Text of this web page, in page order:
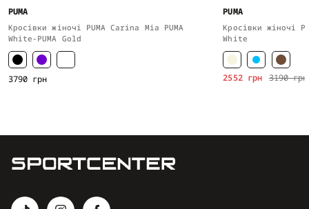
PUMA
Кросівки жіночі PUMA Carina Mia PUMA
White-PUMA Gold
3790 грн
PUMA
Кросівки жіночі
White
3190 грн
2552 грн